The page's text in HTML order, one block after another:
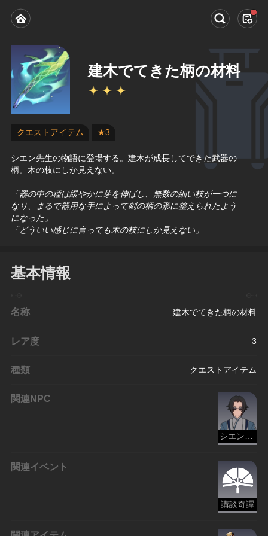
建木でてきた柄の材料
クエストアイテム ★3
シエン先生の物語に登場する。建木が成長してできた武器の
柄。木の枝にしか見えない。
「器の中の種は緩やかに芽を伸ばし、無数の細い枝が一つに
なり、まるで器用な手によって剣の柄の形に整えられたよう
になった」
「どういい感じに言っても木の枝にしか見えない」
基本情報
名称 建木でてきた柄の材料
レア度 3
種類 クエストアイテム
関連NPC
シエン先生
関連イベント
講談奇譚